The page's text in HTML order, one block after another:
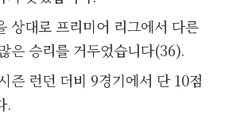
상대로 프리미어 리그에서 다른
은 승리를 거두었습니다(36).
즌 런던 더비 9경기에서 단 10점
.